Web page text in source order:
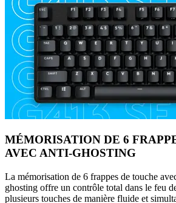
MÉMORISATION DE 6
AVEC ANTI-GHOSTING
La mémorisation de 6 frappes de touche
ghosting offre un contrôle total dans le feu
plusieurs touches de manière fluide et